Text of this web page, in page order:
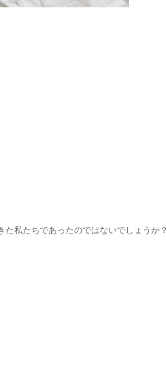
私たちであったのではないでしょうか